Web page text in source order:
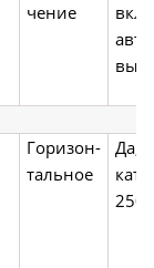
чение
Горизон-
тальное
Да,